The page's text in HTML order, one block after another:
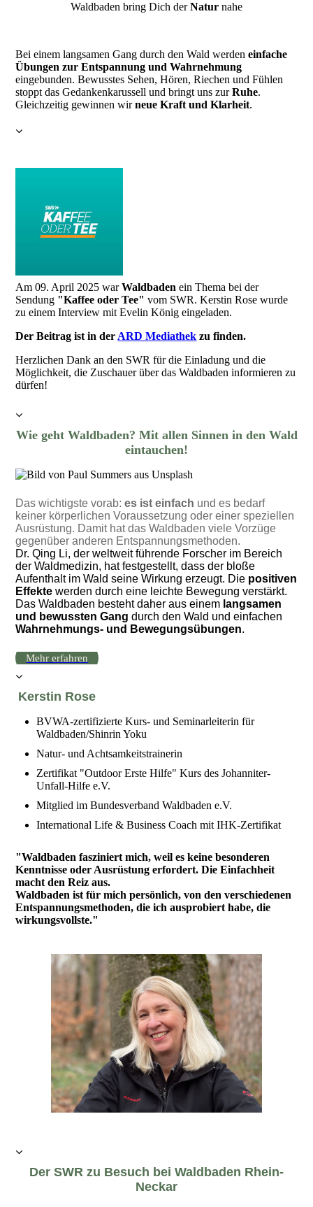
Waldbaden bring Dich derNatur nahe
Bei einem langsamen Gang durch den Wald werdeneinfache
Übungen zur Entspannung und Wahrnehmung
eingebunden. Bewusstes Sehen, Hören, Riechen und Fühlen
stoppt das Gedankenkarussell und bringt uns zurRuhe.
Gleichzeitig gewinnen wirneue Kraft und Klarheit.
Am 09. April 2025 warWaldbaden ein Thema bei der
Sendung "Kaffee oder Tee" vom SWR. Kerstin Rose wurde
zu einem Interview mit Evelin König eingeladen.
Der Beitrag ist in der ARD Mediathek zu finden.
Herzlichen Dank an den SWR für die Einladung und die
Möglichkeit, die Zuschauer über das Waldbaden informieren zu
dürfen!
Wie geht Waldbaden? Mit allen Sinnen in den Wald
eintauchen!
Das wichtigste vorab:es ist einfach und es bedarf
keiner körperlichen Voraussetzung oder einer speziellen
Ausrüstung. Damit hat das Waldbaden viele Vorzüge
gegenüber anderen Entspannungsmethoden.
Dr. Qing Li, der weltweit führende Forscher im Bereich
der Waldmedizin, hat festgestellt, dass der bloße
Aufenthalt im Wald seine Wirkung erzeugt. Die positiven
Effekte werden durch eine leichte Bewegung verstärkt.
Das Waldbaden besteht daher aus einem langsamen
und bewussten Gang durch den Wald und einfachen
Wahrnehmungs- und Bewegungsübungen.
Mehr erfahren
Kerstin Rose
BVWA-zertifizierte Kurs- und Seminarleiterin für
Waldbaden/Shinrin Yoku
Natur- und Achtsamkeitstrainerin
Zertifikat "Outdoor Erste Hilfe" Kurs des Johanniter-
Unfall-Hilfe e.V.
Mitglied im Bundesverband Waldbaden e.V.
International Life & Business Coach mit IHK-Zertifikat
"Waldbaden fasziniert mich, weil es keine besonderen
Kenntnisse oder Ausrüstung erfordert. Die Einfachheit
macht den Reiz aus.
Waldbaden ist für mich persönlich, von den verschiedenen
Entspannungsmethoden, die ich ausprobiert habe, die
wirkungsvollste."
Der SWR zu Besuch bei Waldbaden Rhein-
Neckar